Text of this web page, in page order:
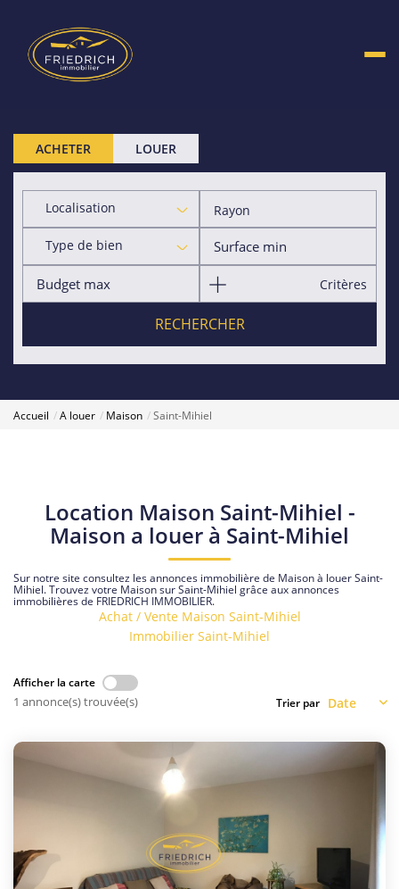
ACHETER LOUER
Localisation Rayon
Type de bien
Critères
RECHERCHER
Accueil A louer Maison Saint-Mihiel
Location Maison Saint-Mihiel -
Maison a louer à Saint-Mihiel
Sur notre site consultez les annonces immobilière de Maison à louer Saint-
Mihiel. Trouvez votre Maison sur Saint-Mihiel grâce aux annonces
immobilières de FRIEDRICH IMMOBILIER.
Achat / Vente Maison Saint-Mihiel
Immobilier Saint-Mihiel
Afficher la carte
1 annonce(s) trouvée(s) Trier par